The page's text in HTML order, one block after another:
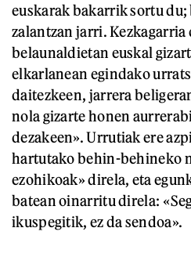
euskarak bakarrik sortu du;
zalantzan jarri. Kezkagarria
belaunaldietan euskal
elkarlanean egindako
daitezkeen, jarrera
nola gizarte honen
dezakeen». Urrutiak ere
hartutako behin-behineko
ezohikoak» direla, eta
batean oinarritu direla:
ikuspegitik, ez da sendoa».